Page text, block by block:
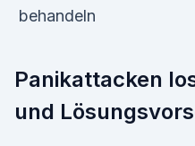
Panikattacken
und